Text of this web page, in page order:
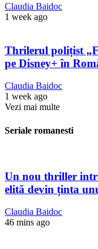
Claudia Baidoc
1 week ago
Thrilerul polițist
pe Disney+ în
Claudia Baidoc
1 week ago
Vezi mai multe
Seriale romanesti
Un nou thriller
elită devin ținta
Claudia Baidoc
46 mins ago